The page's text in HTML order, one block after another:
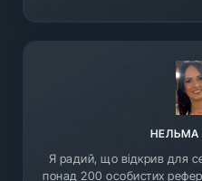
НЕЛЬМА
Я радий, що відкрив для
понад 200 особистих